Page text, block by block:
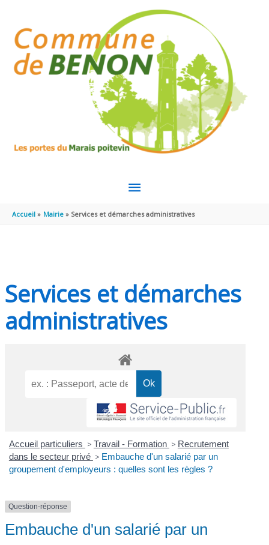
MENU
PRINCIPAL
Accueil Mairie Services et démarches administratives
Services et démarches
administratives
Accueil particuliers > Travail - Formation > Recrutement
dans le secteur privé > Embauche d'un salarié par un
groupement d'employeurs : quelles sont les règles ?
Question-réponse
Embauche d'un salarié par un